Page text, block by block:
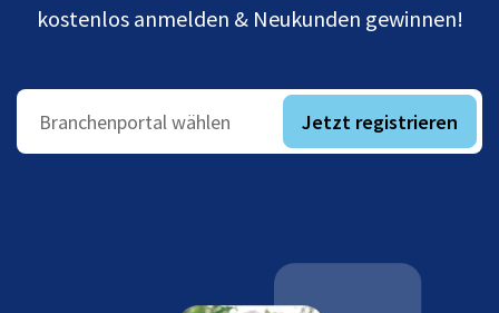
kostenlos anmelden & Neukunden gewinnen!
Branchenportal wählen Jetzt registrieren